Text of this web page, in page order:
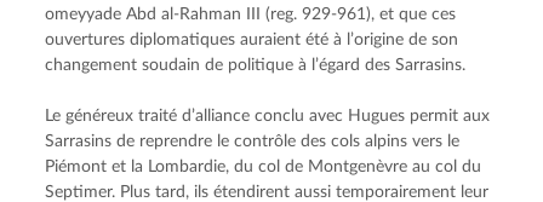
omeyyade Abd al-Rahman III (reg. 929-961), et que ces
ouvertures diplomatiques auraient été à l’origine de son
changement soudain de politique à l’égard des Sarrasins.
Le généreux traité d’alliance conclu avec Hugues permit aux
Sarrasins de reprendre le contrôle des cols alpins vers le
Piémont et la Lombardie, du col de Montgenèvre au col du
Septimer. Plus tard, ils étendirent aussi temporairement leur